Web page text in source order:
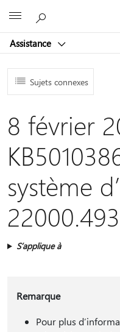
Assistance
Sujets connexes
8 février
système
S’applique à
Remarque
Pour plus